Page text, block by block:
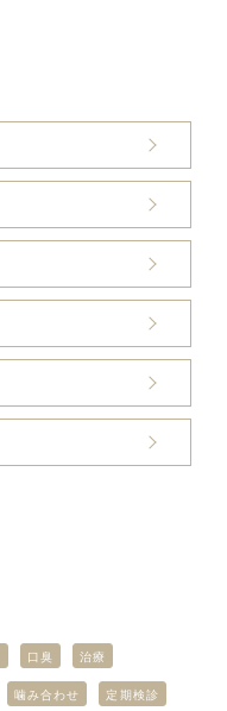
口臭 治療
噛み合わせ 定期検診